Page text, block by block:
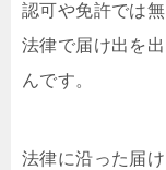
認可や免許では
法律で届け出を
んです。
法律に沿った届